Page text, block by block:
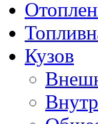
Кузов